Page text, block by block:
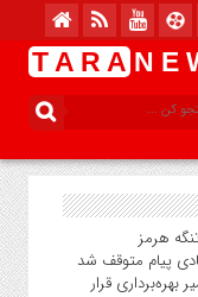
T A R A N E
هرمز
پیام متوقف شد
بهره‌برداری قرار